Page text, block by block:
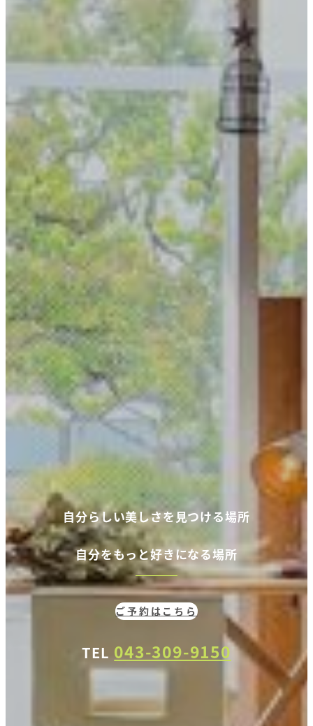
自分らしい美しさを見つける場所
自分をもっと好きになる場所
ご予約はこちら
TEL 043-309-9150